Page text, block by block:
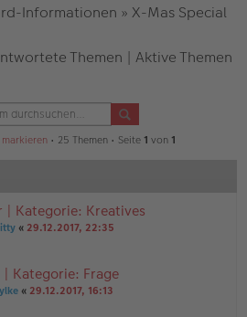
Informationen » X-Mas Special
Themen | Aktive Themen
• 25 Themen • Seite 1 von 1
| Kategorie: Kreatives
« 29.12.2017, 22:35
| Kategorie: Frage
« 29.12.2017, 16:13